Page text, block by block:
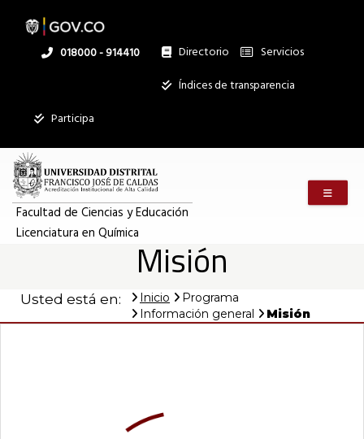
contenido
Linea
018000 - 914410 Directorio
Institucional
Servicios
Índices de transparencia
Participa
Facultad de Ciencias y Educación
Licenciatura en Química
Misión
Usted está en: Inicio
Programa
Información general
Misión